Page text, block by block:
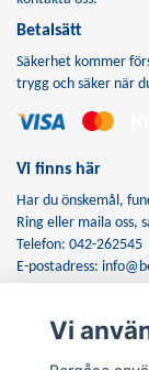
Betalsätt
Säkerhet kommer
trygg och säker när
Vi finns här
Har du önskemål,
Ring eller maila oss,
Telefon: 042-262545
E-postadress:
Anmäl dig till vårt
Vi